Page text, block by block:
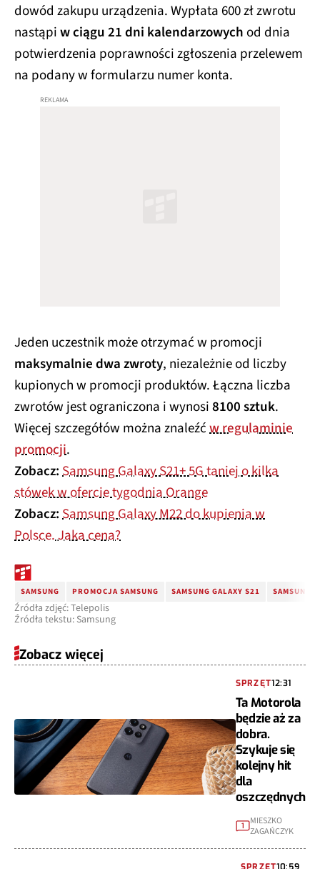
dowód zakupu urządzenia. Wypłata 600 zł zwrotu
nastąpiw ciągu 21 dni kalendarzowychod dnia
potwierdzenia poprawności zgłoszenia przelewem
na podany w formularzu numer konta.
Jeden uczestnik może otrzymać w promocji
maksymalnie dwa zwroty, niezależnie od liczby
kupionych w promocji produktów. Łączna liczba
zwrotów jest ograniczona i wynosi8100 sztuk.
Więcej szczegółów można znaleźćw regulaminie
promocji.
Zobacz:Samsung Galaxy S21+ 5G taniej o kilka
stówek w ofercie tygodnia Orange
Zobacz:Samsung Galaxy M22 do kupienia w
Polsce. Jaka cena?
SAMSUNG PROMOCJA SAMSUNG SAMSUNG GALAXY S21 SAMSUNG
Źródła zdjęć: Telepolis
Źródła tekstu: Samsung
Zobacz więcej
SPRZĘT12:31
Ta Motorola
będzie aż za
dobra.
Szykuje się
kolejny hit
dla
oszczędnych
1
MIESZKO
ZAGAŃCZYK
SPRZĘT10:59